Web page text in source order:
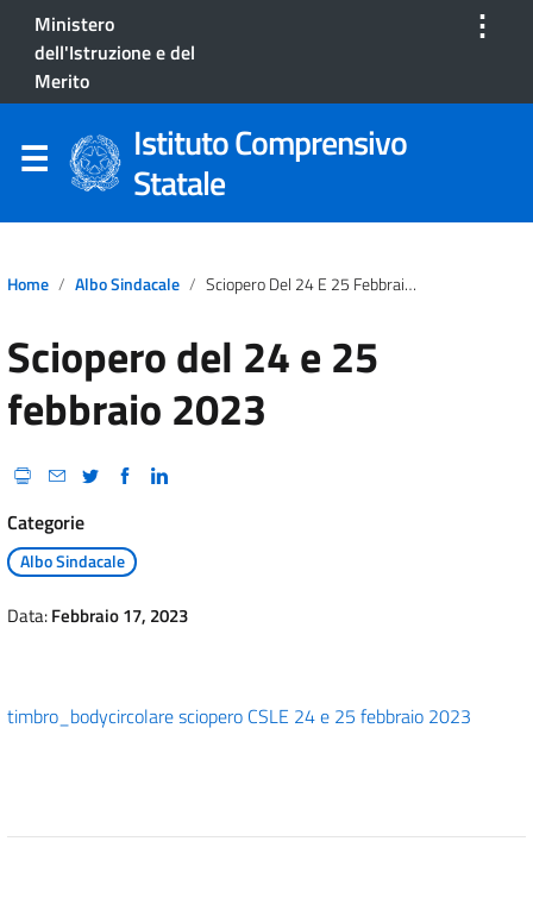
Ministero
dell'Istruzione e del
Merito
⋮
Istituto Comprensivo
Statale
Home Albo Sindacale Sciopero Del 24 E 25 Febbraio 2023
Sciopero del 24 e 25
febbraio 2023
Categorie
Albo Sindacale
Data:Febbraio 17, 2023
timbro_bodycircolare sciopero CSLE 24 e 25 febbraio 2023